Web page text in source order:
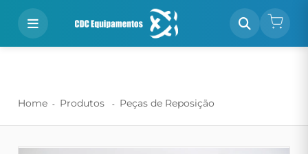
Home Produtos Peças de Reposição